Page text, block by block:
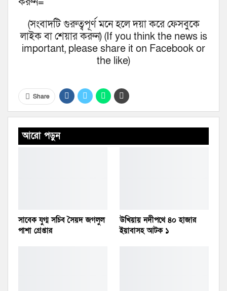
(সংবাদটি গুরুত্বপূর্ণ মনে হলে দয়া করে ফেসবুকে
লাইক বা শেয়ার করুন) (If you think the news is
important, please share it on Facebook or
the like)
Share
আরো পড়ুন
সাবেক যুগ্ম সচিব সৈয়দ জগলুল
পাশা গ্রেপ্তার
উখিয়ায় নদীপথে ৪০ হাজার
ইয়াবাসহ আটক ১